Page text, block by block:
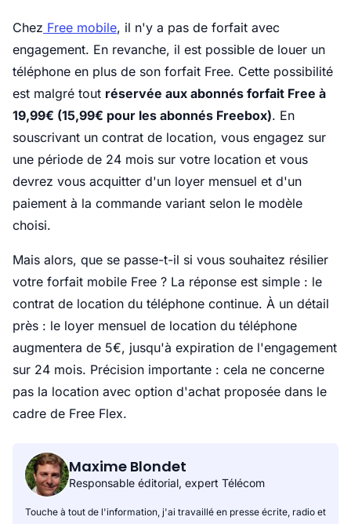
Chez Free mobile, il n'y a pas de forfait avec
engagement. En revanche, il est possible de louer un
téléphone en plus de son forfait Free. Cette possibilité
est malgré tout réservée aux abonnés forfait Free à
19,99€ (15,99€ pour les abonnés Freebox). En
souscrivant un contrat de location, vous engagez sur
une période de 24 mois sur votre location et vous
devrez vous acquitter d'un loyer mensuel et d'un
paiement à la commande variant selon le modèle
choisi.
Mais alors, que se passe-t-il si vous souhaitez résilier
votre forfait mobile Free ? La réponse est simple : le
contrat de location du téléphone continue. À un détail
près : le loyer mensuel de location du téléphone
augmentera de 5€, jusqu'à expiration de l'engagement
sur 24 mois. Précision importante : cela ne concerne
pas la location avec option d'achat proposée dans le
cadre de Free Flex.
Maxime Blondet
Responsable éditorial, expert Télécom
Touche à tout de l'information, j'ai travaillé en presse écrite, radio et